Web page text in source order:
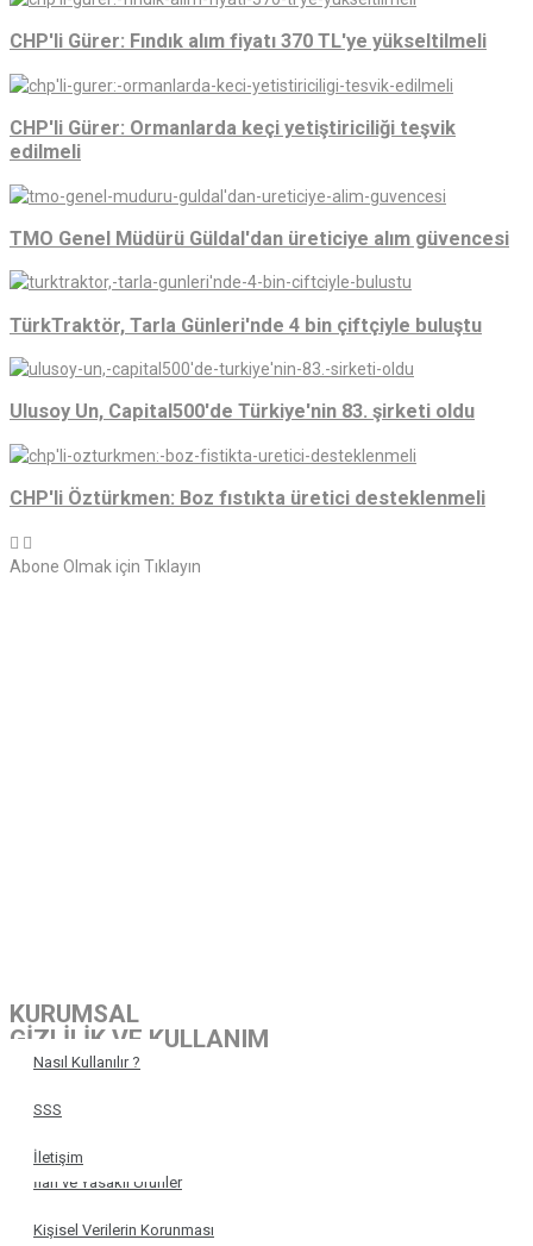
CHP'li Gürer: Fındık alım fiyatı 370 TL'ye yükseltilmeli
CHP'li Gürer: Ormanlarda keçi yetiştiriciliği teşvik
edilmeli
TMO Genel Müdürü Güldal'dan üreticiye alım güvencesi
TürkTraktör, Tarla Günleri'nde 4 bin çiftçiyle buluştu
Ulusoy Un, Capital500'de Türkiye'nin 83. şirketi oldu
CHP'li Öztürkmen: Boz fıstıkta üretici desteklenmeli
Abone Olmak için Tıklayın
KURUMSAL
Nasıl Kullanılır ?
SSS
İletişim
GİZLİLİK VE KULLANIM
İlan ve Yasaklı Ürünler
Kişisel Verilerin Korunması